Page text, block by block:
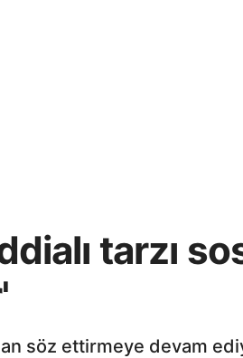
tarzı
söz ettirmeye devam